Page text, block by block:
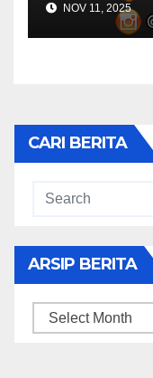
NOV 11, 2025
CARI BERITA
ARSIP BERITA
ARSIP